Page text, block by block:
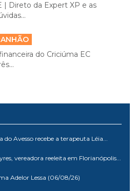
| Direto da Expert XP e as
do Criciúma EC
do Avesso recebe a terapeuta Léia...
vereadora reeleita em Florianópolis...
Adelor Lessa (06/08/26)